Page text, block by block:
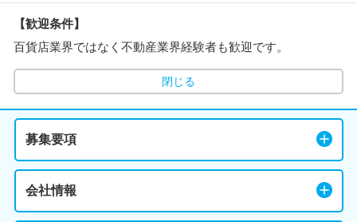
【歓迎条件】
百貨店業界ではなく不動産業界経験者も歓迎です。
閉じる
募集要項
会社情報